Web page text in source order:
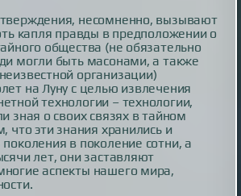
несомненно, вызывают
капля правды в предположении о
общества (не обязательно
могли быть масонами, а также
организации)
на Луну с целью извлечения
технологии – технологии,
зная о своих связях в тайном
что эти знания хранились и
в поколение сотни, а
лет, они заставляют
аспекты нашего мира,